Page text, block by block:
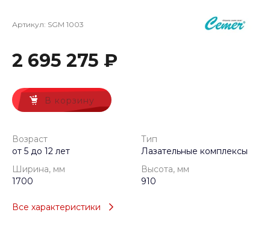
Артикул: SGM 1003
2 695 275 ₽
В корзину
Возраст
от 5 до 12 лет
Тип
Лазательные комплексы
Ширина, мм
1700
Высота, мм
910
Все характеристики